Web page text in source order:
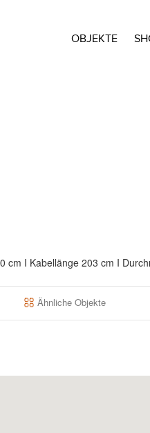
OBJEKTE
cm I Kabellänge 203 cm I
Ähnliche Objekte